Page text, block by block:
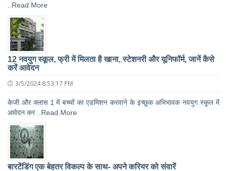
..Read More
12 नवयुग स्कूल, फ्री में मिलता है खाना, स्टेशनरी और यूनिफॉर्म, जानें कैसे
करें आवेदन
3/5/2024 8:53:17 PM
केजी और क्लास 1 में बच्चों का एडमिशन करवाने के इच्छुक अभिभावक नवयुग स्कूल में
आवेदन कर ..Read More
बारटेंडिंग एक बेहतर विकल्प के साथ- अपने करियर को संवारें